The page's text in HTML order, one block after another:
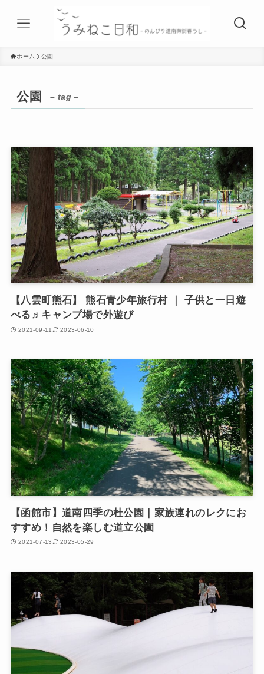
ホーム 公園
公園 – tag –
【八雲町熊石】 熊石青少年旅行村 ｜ 子供と一日遊
べる♬キャンプ場で外遊び
2021-09-11 2023-06-10
【函館市】道南四季の杜公園｜家族連れのレクにお
すすめ！自然を楽しむ道立公園
2021-07-13 2023-05-29